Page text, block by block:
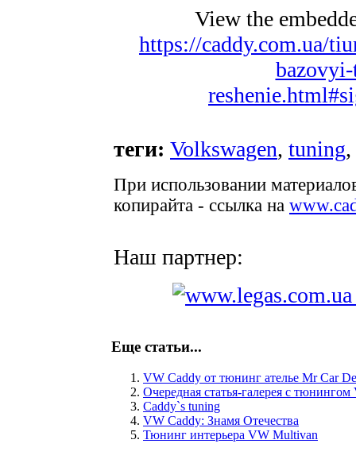
View the
https://caddy.com.ua/
теги: Volkswagen, tuning,
При использовании
копирайта - ссылка на
Наш партнер:
Еще статьи...
VW Caddy от тюнинг ателье Mr Car
Очередная статья-галерея с
Caddy`s tuning
VW Caddy: Знамя Отечества
Тюнинг интерьера VW Multivan